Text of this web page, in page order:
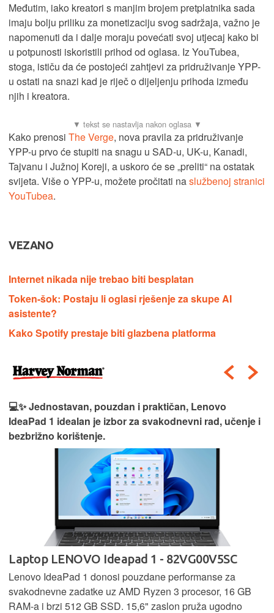
Međutim, iako kreatori s manjim brojem pretplatnika sada
imaju bolju priliku za monetizaciju svog sadržaja, važno je
napomenuti da i dalje moraju povećati svoj utjecaj kako bi
u potpunosti iskoristili prihod od oglasa. Iz YouTubea,
stoga, ističu da će postojeći zahtjevi za pridruživanje YPP-
u ostati na snazi kad je riječ o dijeljenju prihoda između
njih i kreatora.
Kako prenosi The Verge, nova pravila za pridruživanje
YPP-u prvo će stupiti na snagu u SAD-u, UK-u, Kanadi,
Tajvanu i Južnoj Koreji, a uskoro će se „preliti“ na ostatak
svijeta. Više o YPP-u, možete pročitati naslužbenoj stranici
YouTubea.
VEZANO
Internet nikada nije trebao biti besplatan
Token-šok: Postaju li oglasi rješenje za skupe AI
asistente?
Kako Spotify prestaje biti glazbena platforma
💻✨ Jednostavan, pouzdan i praktičan, Lenovo
IdeaPad 1 idealan je izbor za svakodnevni rad, učenje i
bezbrižno korištenje.
Laptop LENOVO Ideapad 1 - 82VG00V5SC
Lenovo IdeaPad 1 donosi pouzdane performanse za
svakodnevne zadatke uz AMD Ryzen 3 procesor, 16 GB
RAM-a i brzi 512 GB SSD. 15,6" zaslon pruža ugodno